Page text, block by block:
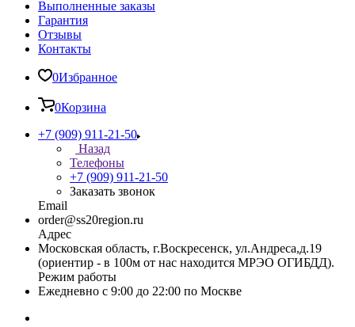
Выполненные заказы
Гарантия
Отзывы
Контакты
0Избранное
0Корзина
+7 (909) 911-21-50
Назад
Телефоны
+7 (909) 911-21-50
Заказать звонок
Email
order@ss20region.ru
Адрес
Московская область, г.Воскресенск, ул.Андреса,д.19
(ориентир - в 100м от нас находится МРЭО ОГИБДД).
Режим работы
Ежедневно с 9:00 до 22:00 по Москве